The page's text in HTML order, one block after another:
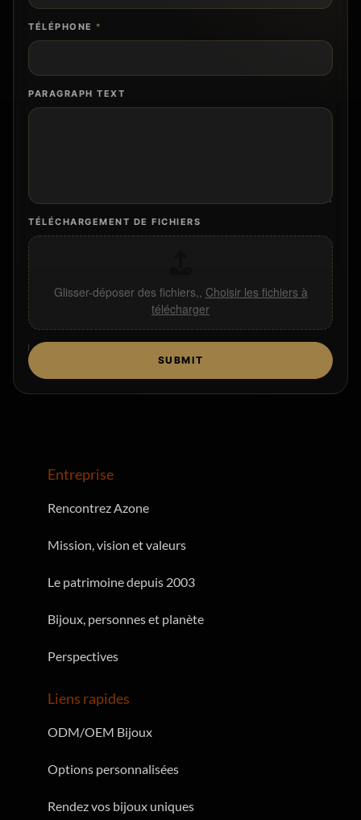
TÉLÉPHONE
PARAGRAPH TEXT
TÉLÉCHARGEMENT DE FICHIERS
Glisser-déposer des fichiers,,Choisir les fichiers à
télécharger
SUBMIT
Liens rapides
ODM/OEM Bijoux
Options personnalisées
Rendez vos bijoux uniques
Entreprise
Rencontrez Azone
Mission, vision et valeurs
Le patrimoine depuis 2003
Bijoux, personnes et planète
Perspectives